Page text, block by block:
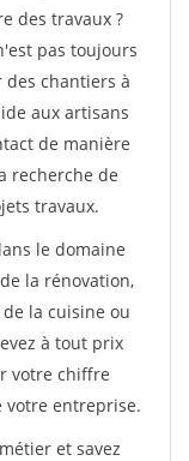
des travaux ?
pas toujours
chantiers à
aux artisans
de manière
recherche de
travaux.
le domaine
la rénovation,
la cuisine ou
à tout prix
votre chiffre
votre entreprise.
et savez